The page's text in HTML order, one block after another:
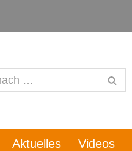
Aktuelles Videos